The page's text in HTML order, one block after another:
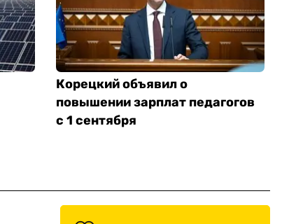
Корецкий объявил о
повышении зарплат педагогов
с 1 сентября